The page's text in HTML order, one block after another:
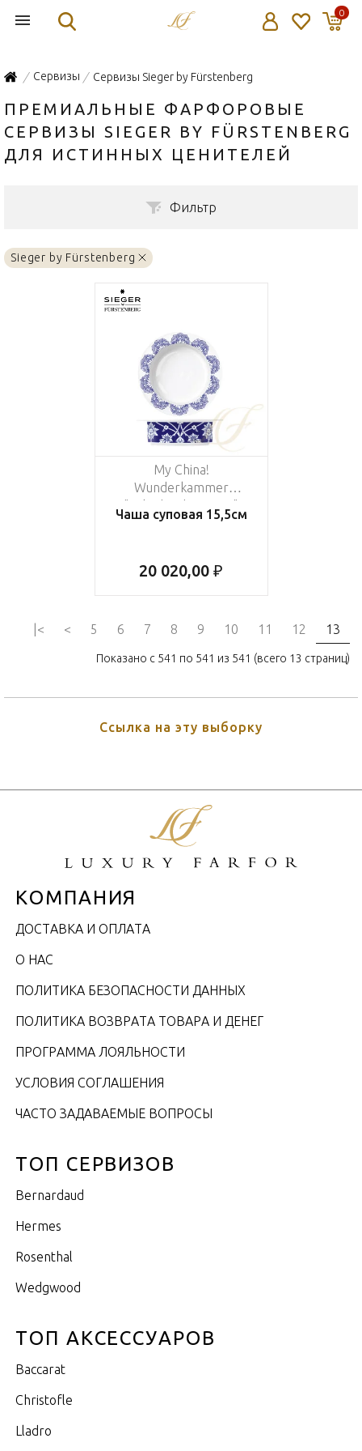
0
/ Сервизы / Сервизы Sieger by Fürstenberg
ПРЕМИАЛЬНЫЕ ФАРФОРОВЫЕ
СЕРВИЗЫ SIEGER BY FÜRSTENBERG
ДЛЯ ИСТИННЫХ ЦЕНИТЕЛЕЙ
Фильтр
Sieger by Fürstenberg
My China!
Wunderkammer
Чаша суповая 15,5см
20 020,00 ₽
|< < 5 6 7 8 9 10 11 12 13
Показано с 541 по 541 из 541 (всего 13 страниц)
Ссылка на эту выборку
КОМПАНИЯ
ДОСТАВКА И ОПЛАТА
О НАС
ПОЛИТИКА БЕЗОПАСНОСТИ ДАННЫХ
ПОЛИТИКА ВОЗВРАТА ТОВАРА И ДЕНЕГ
ПРОГРАММА ЛОЯЛЬНОСТИ
УСЛОВИЯ СОГЛАШЕНИЯ
ЧАСТО ЗАДАВАЕМЫЕ ВОПРОСЫ
ТОП СЕРВИЗОВ
Bernardaud
Hermes
Rosenthal
Wedgwood
ТОП АКСЕССУАРОВ
Baccarat
Christofle
Lladro